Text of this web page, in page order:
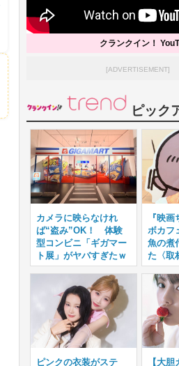
クランクイン！
[ADVERTISEMENT]
ピック
カメラに映らなけれ
ば“盗み”OK！ 体験
型コンビニ「ギガマー
ト展」がヤバすぎたｗ
『映
ボカフ
魚の煮
た〈取
ピンクの衣装がステ 【大